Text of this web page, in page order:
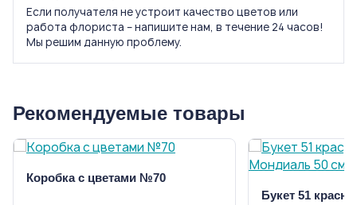
Если получателя не устроит качество цветов или
работа флориста – напишите нам, в течение 24 часов!
Мы решим данную проблему.
Рекомендуемые товары
Коробка с цветами №70
Букет 51